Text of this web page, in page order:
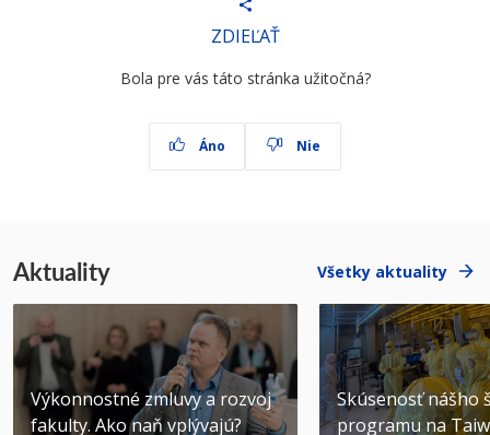
ZDIEĽAŤ
Bola pre vás táto stránka užitočná?
Áno Nie
Aktuality Všetky aktuality
Výkonnostné zmluvy a rozvoj
fakulty. Ako naň vplývajú?
Skúsenosť nášho
programu na